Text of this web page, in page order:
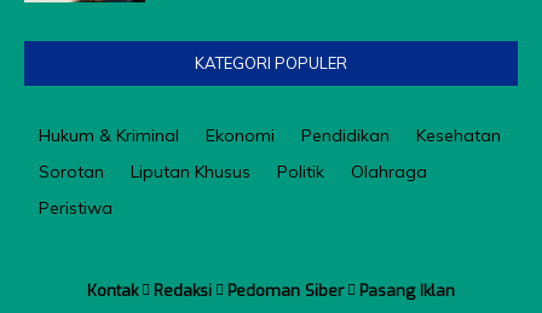
KATEGORI POPULER
Hukum & Kriminal Ekonomi Pendidikan
Kesehatan
Sorotan
Liputan Khusus Politik
Olahraga
Peristiwa
Kontak Redaksi Pedoman Siber Pasang Iklan